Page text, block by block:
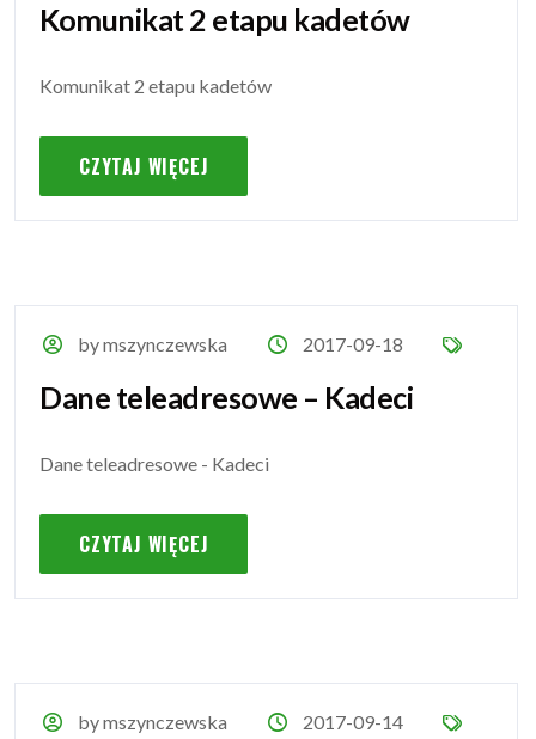
Komunikat 2 etapu kadetów
Komunikat 2 etapu kadetów
CZYTAJ WIĘCEJ
by mszynczewska 2017-09-18
Dane teleadresowe – Kadeci
Dane teleadresowe - Kadeci
CZYTAJ WIĘCEJ
by mszynczewska 2017-09-14